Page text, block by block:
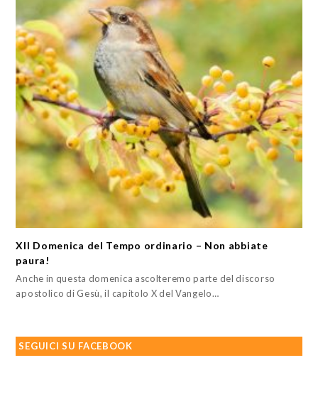
XII Domenica del Tempo ordinario – Non abbiate
paura!
Anche in questa domenica ascolteremo parte del discorso
apostolico di Gesù, il capitolo X del Vangelo…
SEGUICI SU FACEBOOK